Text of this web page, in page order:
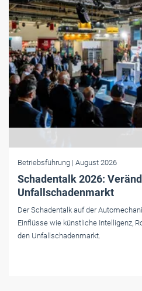
Betriebsführung | August 2026
Schadentalk 2026:
Unfallschadenmarkt
Der Schadentalk auf der
Einflüsse wie künstliche Intelligenz,
den Unfallschadenmarkt.